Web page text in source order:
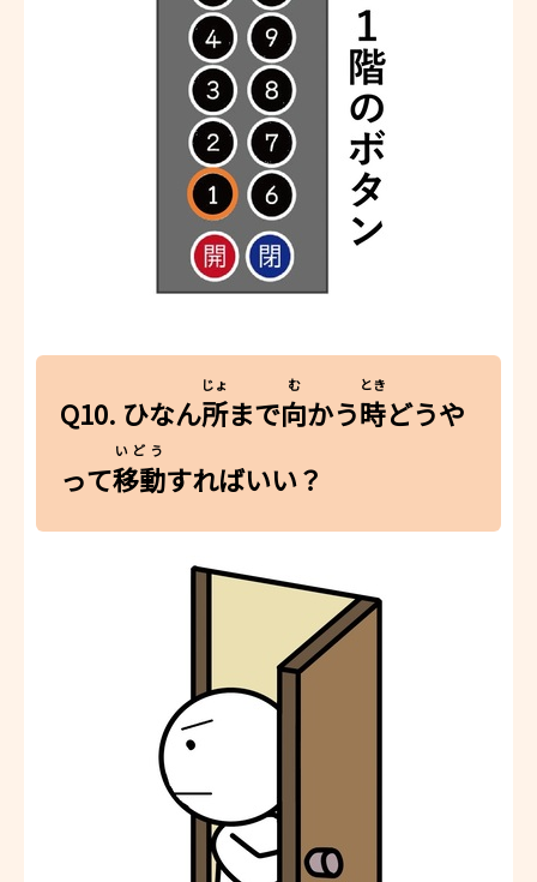
Q10. ひなん所
じょ
まで向
む
かう時
とき
どうや
って移動
いどう
すればいい？